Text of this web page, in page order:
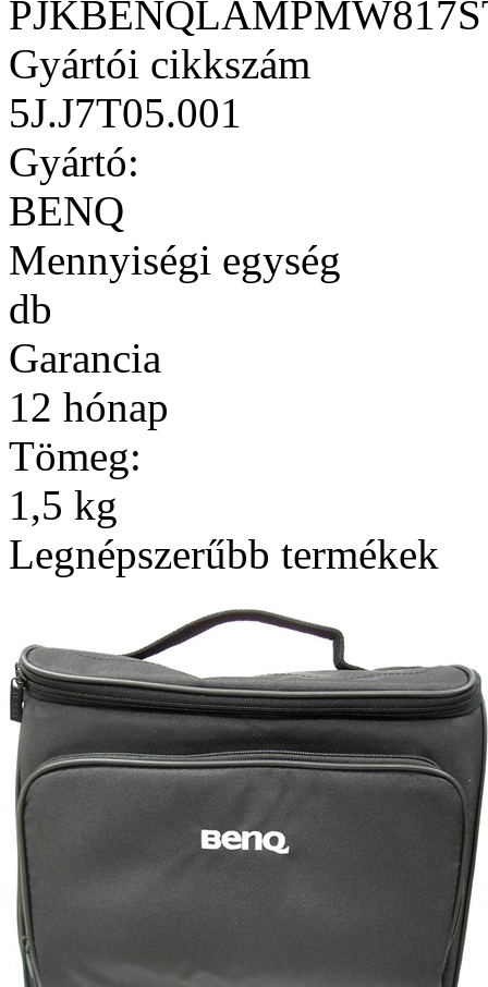
Gyártói cikkszám
5J.J7T05.001
Gyártó:
BENQ
Mennyiségi egység
db
Garancia
12 hónap
Tömeg:
1,5 kg
Legnépszerűbb termékek